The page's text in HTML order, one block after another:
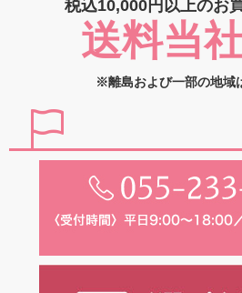
税込10,000円以上のお
送料当
※離島および一部の地域